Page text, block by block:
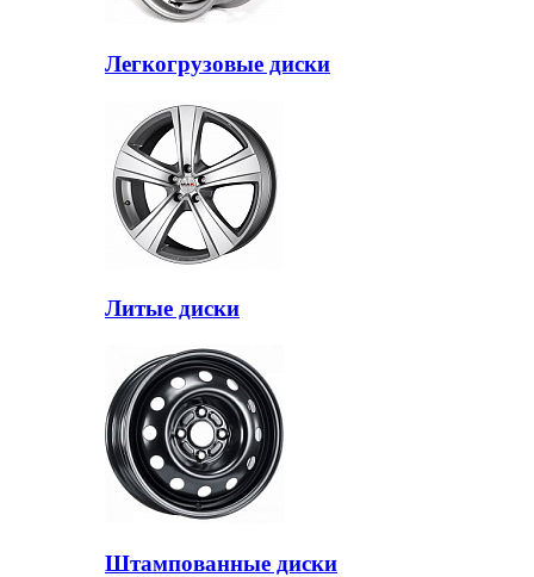
Легкогрузовые диски
Литые диски
Штампованные диски